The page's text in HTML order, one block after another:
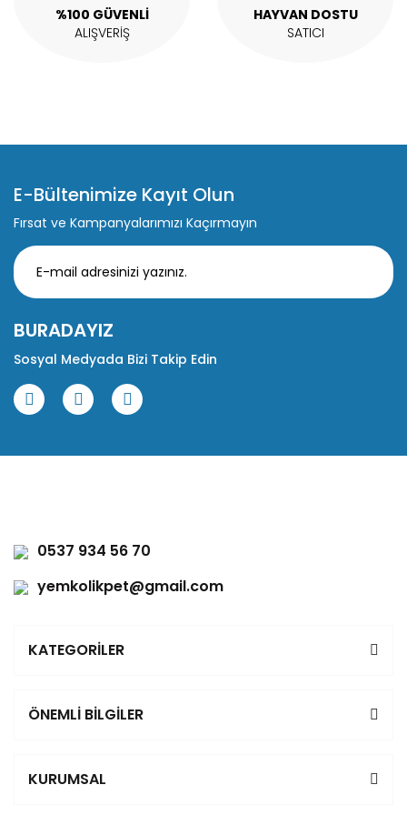
%100 GÜVENLİ
ALIŞVERİŞ
HAYVAN DOSTU
SATICI
E-Bültenimize Kayıt Olun
Fırsat ve Kampanyalarımızı Kaçırmayın
BURADAYIZ
Sosyal Medyada Bizi Takip Edin
0537 934 56 70
yemkolikpet@gmail.com
KATEGORİLER
ÖNEMLİ BİLGİLER
KURUMSAL